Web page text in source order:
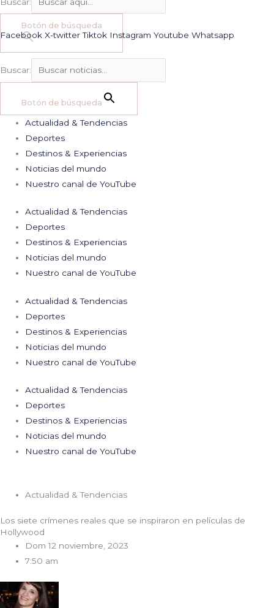
Botón de búsqueda
Facebook X-twitter Tiktok Instagram Youtube Whatsapp
Buscar:
Botón de búsqueda
Actualidad & Tendencias
Deportes
Destinos & Experiencias
Noticias del mundo
Nuestro canal de YouTube
Actualidad & Tendencias
Deportes
Destinos & Experiencias
Noticias del mundo
Nuestro canal de YouTube
Actualidad & Tendencias
Deportes
Destinos & Experiencias
Noticias del mundo
Nuestro canal de YouTube
Actualidad & Tendencias
Deportes
Destinos & Experiencias
Noticias del mundo
Nuestro canal de YouTube
Actualidad & Tendencias
Los siete crímenes reales que se inspiraron en películas de
Hollywood
Dom 12 noviembre, 2023
7:50 am